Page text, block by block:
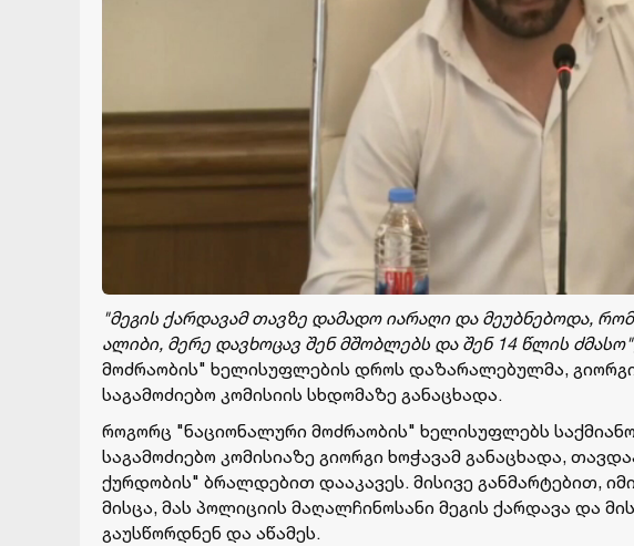
"მეგის ქარდავამ თავზე დამადო იარაღი და მეუბნებოდა,
ალიბი, მერე დავხოცავ შენ მშობლებს და შენ 14 წლის
მოძრაობის" ხელისუფლების დროს დაზარალებულმა,
საგამოძიებო კომისიის სხდომაზე განაცხადა.
როგორც "ნაციონალური მოძრაობის" ხელისუფლებს
საგამოძიებო კომისიაზე გიორგი ხოჭავამ განაცხადა,
ქურდობის" ბრალდებით დააკავეს. მისივე განმარტებით,
მისცა, მას პოლიციის მაღალჩინოსანი მეგის ქარდავა და
გაუსწორდნენ და აწამეს.